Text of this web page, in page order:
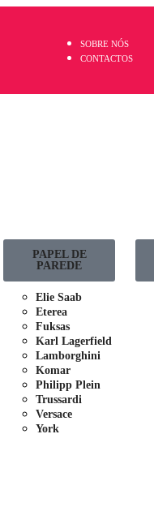
SOBRE NÓS
CONTACTOS
PAPEL DE
PAREDE
Elie Saab
Eterea
Fuksas
Karl Lagerfield
Lamborghini
Komar
Philipp Plein
Trussardi
Versace
York